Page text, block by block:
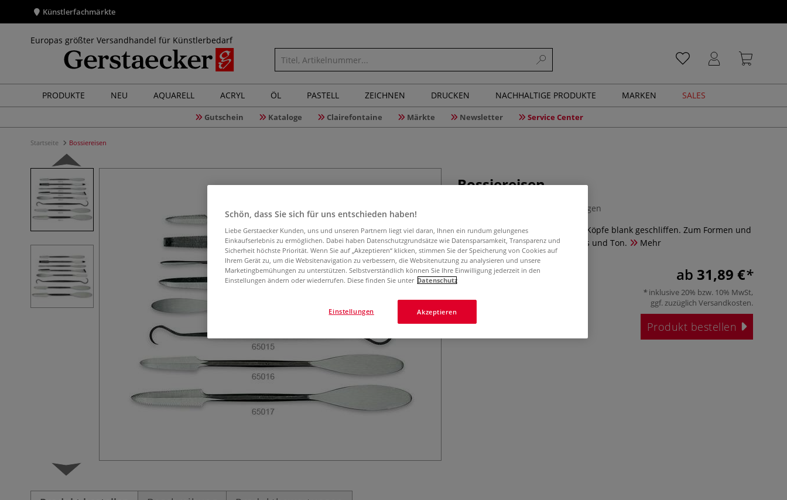
Künstlerfachmärkte
Europas größter Versandhandel für Künstlerbedarf
PRODUKTE NEU AQUARELL ACRYL ÖL PASTELL ZEICHNEN DRUCKEN NACHHALTIGE PRODUKTE MARKEN SALES
Gutschein Kataloge Clairefontaine Märkte Newsletter Service Center
Startseite Bossiereisen
Bossiereisen
0 Bewertungen
Bossiereisen, handgeschmiedet, Köpfe blank geschliffen. Zum Formen und
Gestalten (z. B. Sgraffito) von Gips und Ton.
Mehr
ab 31,89 €
inklusive 20% bzw. 10% MwSt,
ggf. zuzüglich Versandkosten.
Produkt bestellen
Schön, dass Sie sich für uns entschieden haben!
Liebe Gerstaecker Kunden, uns und unseren Partnern liegt viel daran, Ihnen ein rundum gelungenes
Einkaufserlebnis zu ermöglichen. Dabei haben Datenschutzgrundsätze wie Datensparsamkeit, Transparenz und
Sicherheit höchste Priorität. Wenn Sie auf „Akzeptieren“ klicken, stimmen Sie der Speicherung von Cookies auf
Ihrem Gerät zu, um die Websitenavigation zu verbessern, die Websitenutzung zu analysieren und unsere
Marketingbemühungen zu unterstützen. Selbstverständlich können Sie Ihre Einwilligung jederzeit in den
Einstellungen ändern oder wiederrufen. Diese finden Sie unter Datenschutz
Akzeptieren
Einstellungen